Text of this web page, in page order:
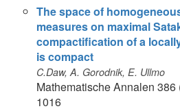
The space of
measures on maximal
compactification of a
is compact
C.Daw, A. Gorodnik, E. Ullmo
Mathematische Annalen 386
1016